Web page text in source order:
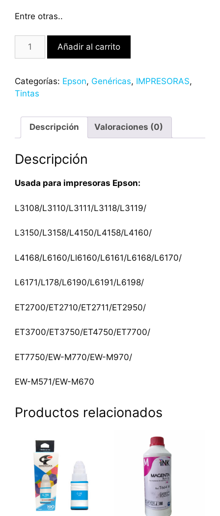
Entre otras..
Añadir al carrito
Categorías: Epson, Genéricas, IMPRESORAS,
Tintas
Descripción Valoraciones (0)
Descripción
Usada para impresoras Epson:
L3108/L3110/L3111/L3118/L3119/
L3150/L3158/L4150/L4158/L4160/
L4168/L6160/Ll6160/L6161/L6168/L6170/
L6171/L178/L6190/L6191/L6198/
ET2700/ET2710/ET2711/ET2950/
ET3700/ET3750/ET4750/ET7700/
ET7750/EW-M770/EW-M970/
EW-M571/EW-M670
Productos relacionados